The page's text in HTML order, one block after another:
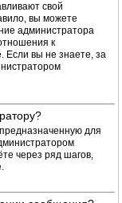
свой
вы можете
администратора
к
Если вы не знаете, за
для
через ряд шагов,